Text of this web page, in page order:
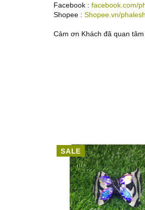
Facebook : facebook.com/
Shopee : Shopee.vn/
Cảm ơn Khách đã quan
SALE